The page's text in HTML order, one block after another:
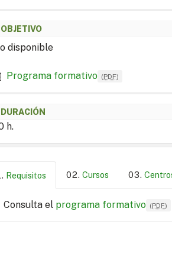
OBJETIVO
disponible
Programa formativo (PDF)
DURACIÓN
h.
Requisitos Cursos
Consulta el programa formativo (PDF)